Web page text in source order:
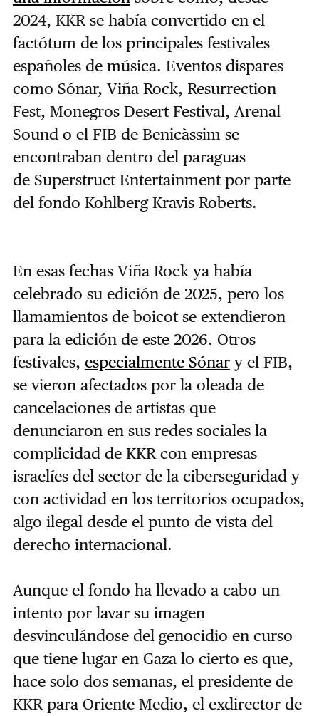
2024, KKR se había convertido en el
factótum de los principales festivales
españoles de música. Eventos dispares
como Sónar, Viña Rock, Resurrection
Fest, Monegros Desert Festival, Arenal
Sound o el FIB de Benicàssim se
encontraban dentro del paraguas
de Superstruct Entertainment por parte
del fondo Kohlberg Kravis Roberts.
En esas fechas Viña Rock ya había
celebrado su edición de 2025, pero los
llamamientos de boicot se extendieron
para la edición de este 2026. Otros
festivales, especialmente Sónary el FIB,
se vieron afectados por la oleada de
cancelaciones de artistas que
denunciaron en sus redes sociales la
complicidad de KKR con empresas
israelíes del sector de la ciberseguridad y
con actividad en los territorios ocupados,
algo ilegal desde el punto de vista del
derecho internacional.
Aunque el fondo ha llevado a cabo un
intento por lavar su imagen
desvinculándose del genocidio en curso
que tiene lugar en Gaza lo cierto es que,
hace solo dos semanas, el presidente de
KKR para Oriente Medio, el exdirector de